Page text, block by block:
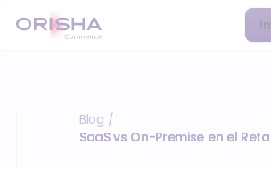
Blog /
SaaS vs On-Premise en el